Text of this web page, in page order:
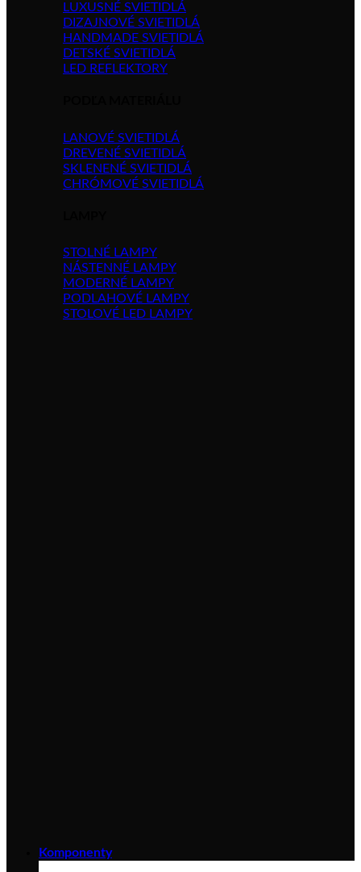
LUXUSNÉ SVIETIDLÁ
DIZAJNOVÉ SVIETIDLÁ
HANDMADE SVIETIDLÁ
DETSKÉ SVIETIDLÁ
LED REFLEKTORY
LANOVÉ SVIETIDLÁ
DREVENÉ SVIETIDLÁ
SKLENENÉ SVIETIDLÁ
CHRÓMOVÉ SVIETIDLÁ
STOLNÉ LAMPY
NÁSTENNÉ LAMPY
MODERNÉ LAMPY
PODLAHOVÉ LAMPY
STOLOVÉ LED LAMPY
Komponenty